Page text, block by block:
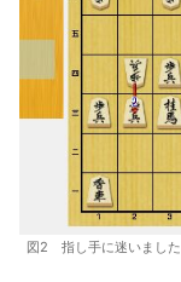
図2 指し手に迷いました